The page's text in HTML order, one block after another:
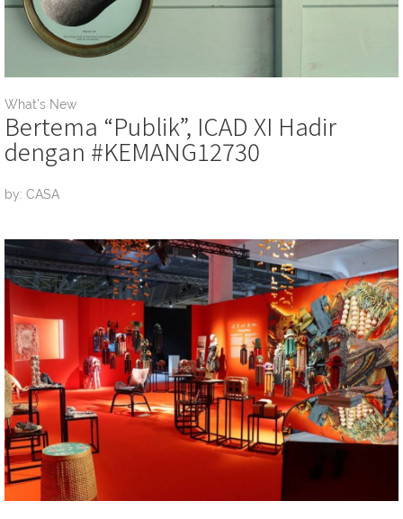
What's New
Bertema “Publik”, ICAD XI Hadir
dengan #KEMANG12730
by: CASA